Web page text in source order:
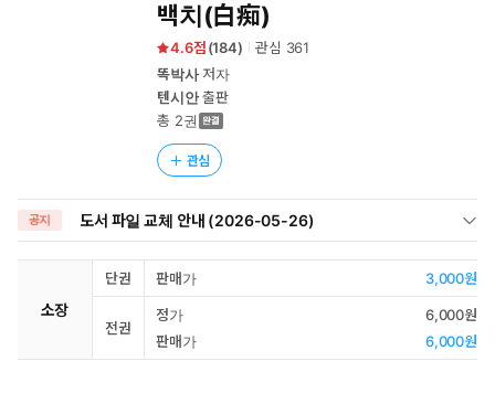
백치(白痴)
4.6 (184) 관심 361
똑박사저자
텐시안출판
총 2권
관심
공지 도서 파일 교체 안내 (2026-05-26)
소장
단권 판매가 3,000원
전권
정가
6,000원
판매가
6,000원